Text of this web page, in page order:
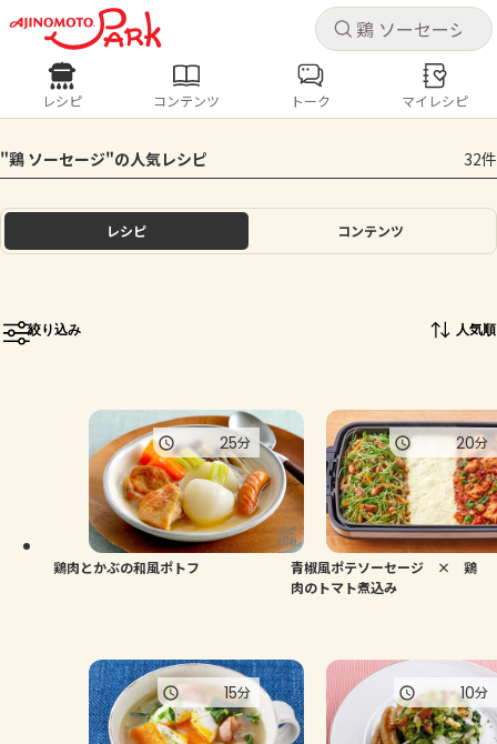
キャ
ログインするとレシピを保存できます
ログイン
ホーム
トーク
よくあるお問い合わせ
お買い物
キャ
レシピ コンテンツ
人気の食材・レシピ
きゅうり なす トマト とうもろこし
ピーマン
レシピ コンテンツ トーク マイレシピ
"鶏 ソーセージ"の人気レシピ 32件
レシピ コンテンツ
絞り込み 人気順
鶏肉とかぶの和風ポトフ
25分
青椒風ポテソーセージ × 鶏
肉のトマト煮込み
20分
15分 10分